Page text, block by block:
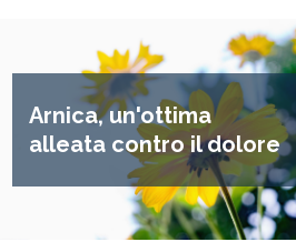
Arnica, un'ottima
alleata contro il dolore